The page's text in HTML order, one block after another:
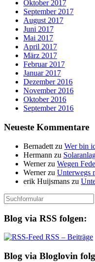
Oktober 2017
September 2017
August 2017
Juni 2017
Mai 2017
April 2017
März 2017
Februar 2017
Januar 2017
Dezember 2016
November 2016
Oktober 2016
September 2016
Neueste Kommentare
Bernadett zu Wer bin
Hermann zu
Wernerzu Wegen
Wernerzu Unterwegs
erik Huijsmans zu
Suchen
nach:
Blog via RSS folgen:
RSS – Beiträge
Blog via Bloglovin